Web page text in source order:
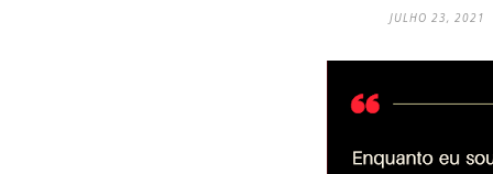
JULHO 23, 2021